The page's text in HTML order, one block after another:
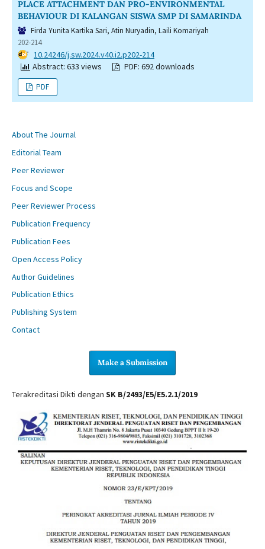
PLACE ATTACHMENT DAN PRO-ENVIRONMENTAL
BEHAVIOUR DI KALANGAN SISWA SMP DI SAMARINDA
Firda Yunita Kartika Sari, Atin Nuryadin, Laili Komariyah
202-214
DOI: 10.24246/j.sw.2024.v40.i2.p202-214
Abstract: 633 views
PDF: 692 downloads
PDF
About The Journal
Editorial Team
Peer Reviewer
Focus and Scope
Peer Reviewer Process
Publication Frequency
Publication Fees
Open Access Policy
Author Guidelines
Publication Ethics
Publishing System
Contact
Make a Submission
Terakreditasi Dikti dengan SK B/2493/E5/E5.2.1/2019